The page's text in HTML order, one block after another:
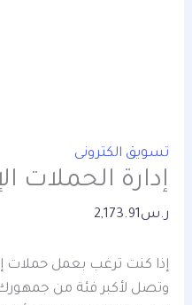
تسويق الكترونى
إدارة الحملات
ر.س2,173.91
إذا كنت ترغب بعمل حملات
وتصل لأكبر فئة من